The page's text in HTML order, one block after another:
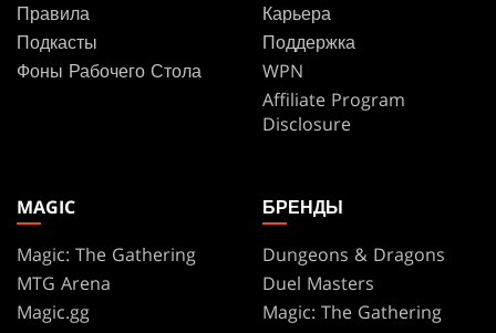
Правила
Подкасты
Фоны Рабочего Стола
Карьера
Поддержка
WPN
Affiliate Program
Disclosure
MAGIC
Magic: The Gathering
MTG Arena
Magic.gg
БРЕНДЫ
Dungeons & Dragons
Duel Masters
Magic: The Gathering